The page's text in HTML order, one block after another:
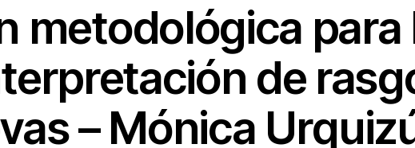
metodológica para
de
– Mónica